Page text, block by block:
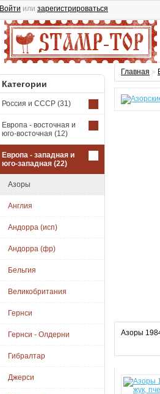
Войти или зарегистрироваться
Категории
Россия и СССР (31)
Европа - восточная и
юго-восточная (12)
Европа - западная и
юго-западная (22)
Азоры
Англия
Андорра (исп)
Андорра (фр)
Бельгия
Великобритания
Гернси
Гернси - Олдерни
Гибралтар
Джерси
Главная »
Азоры